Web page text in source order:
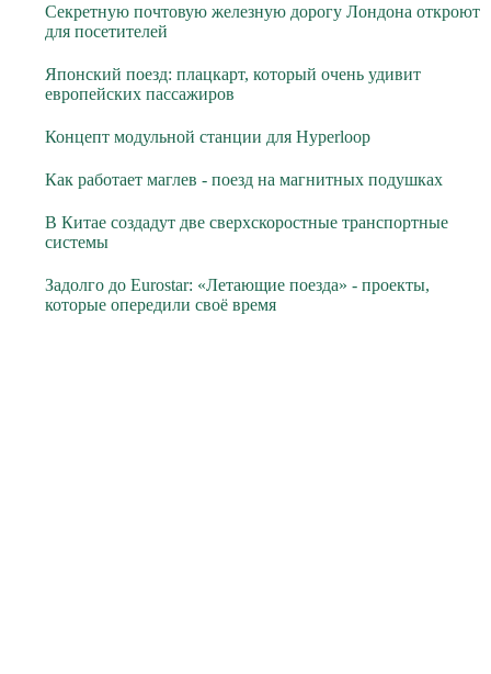
Секретную почтовую железную дорогу Лондона откроют
для посетителей
Японский поезд: плацкарт, который очень удивит
европейских пассажиров
Концепт модульной станции для Hyperloop
Как работает маглев - поезд на магнитных подушках
В Китае создадут две сверхскоростные транспортные
системы
Задолго до Eurostar: «Летающие поезда» - проекты,
которые опередили своё время